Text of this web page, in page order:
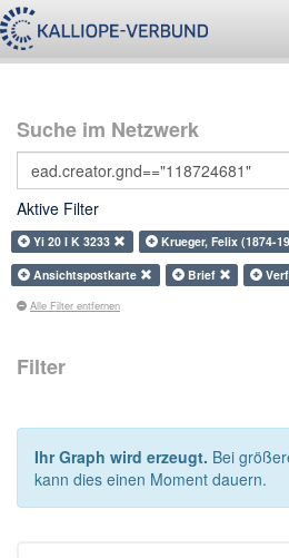
Suche im Netzwerk
Aktive Filter
Yi 20 I K 3233
Krueger, Felix (1874-
Ansichtspostkarte
Brief
Alle Filter entfernen
Filter
Ihr Graph wird erzeugt. Bei
kann dies einen Moment dauern.